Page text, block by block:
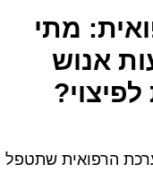
מתי
אנוש
הרפואית שתטפל